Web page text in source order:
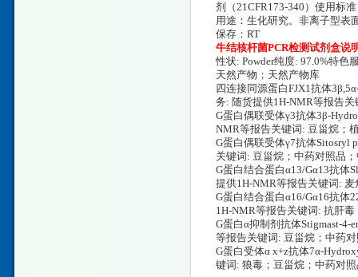
剂（21CFR173-340）使用标准
用途：生化研究。非离子型表
保存：RT
牛结核杆菌PCR检测试剂盒说
性状: Powder纯度: 97.0%特色
天然产物；天然产物库
四连接同源蛋白FJX1抗体
务: 随货提供1H-NMR等报告
G蛋白偶联受体γ3抗体3β-
NMR等报告关键词: 豆甾烷；
G蛋白偶联受体γ7抗体Sitosryl
关键词: 豆甾烷；中药对照品
G蛋白结合蛋白α13/Gα13抗体
提供1H-NMR等报告关键词:
G蛋白结合蛋白α16/Gα16抗体
1H-NMR等报告关键词: 抗肝
G蛋白α抑制剂抗体Stigmast-4-
等报告关键词: 豆甾烷；中药
G蛋白受体α x+z抗体7α-
键词: 狼毒；豆甾烷；中药对